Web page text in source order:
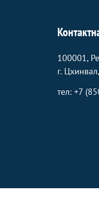
100001,
г.
тел: +7